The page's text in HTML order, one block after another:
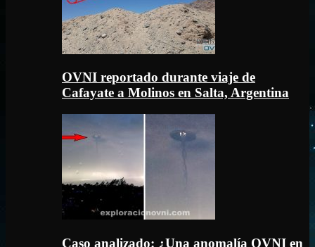
OVNI reportado durante viaje de
Cafayate a Molinos en Salta, Argentina
Caso analizado: ¿Una anomalía OVNI en